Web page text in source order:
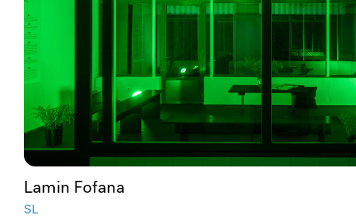
Lamin Fofana
SL